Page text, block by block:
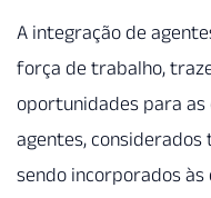
A integração de
força de trabalho,
oportunidades para as
agentes,
sendo incorporados às